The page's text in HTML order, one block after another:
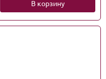
В корзину